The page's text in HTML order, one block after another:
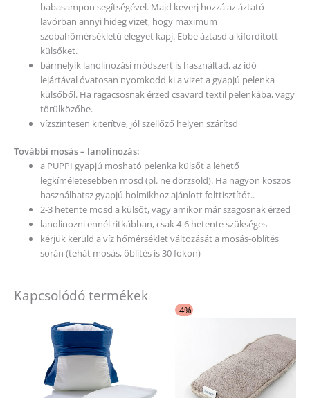
babasampon segítségével. Majd keverj hozzá az áztató
lavórban annyi hideg vizet, hogy maximum
szobahőmérsékletű elegyet kapj. Ebbe áztasd a kifordított
külsőket.
bármelyik lanolinozási módszert is használtad, az idő
lejártával óvatosan nyomkodd ki a vizet a gyapjú pelenka
külsőből. Ha ragacsosnak érzed csavard textil pelenkába, vagy
törülközőbe.
vízszintesen kiterítve, jól szellőző helyen szárítsd
További mosás – lanolinozás:
a PUPPI gyapjú mosható pelenka külsőt a lehető
legkíméletesebben mosd (pl. ne dörzsöld). Ha nagyon koszos
használhatsz gyapjú holmikhoz ajánlott folttisztítót..
2-3 hetente mosd a külsőt, vagy amikor már szagosnak érzed
lanolinozni ennél ritkábban, csak 4-6 hetente szükséges
kérjük kerüld a víz hőmérséklet változását a mosás-öblítés
során (tehát mosás, öblítés is 30 fokon)
Kapcsolódó termékek
-4%
290 Ft.